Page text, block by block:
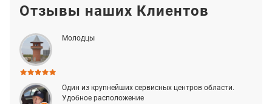
Отзывы наших Клиентов
Молодцы
Один из крупнейших сервисных центров области.
Удобное расположение